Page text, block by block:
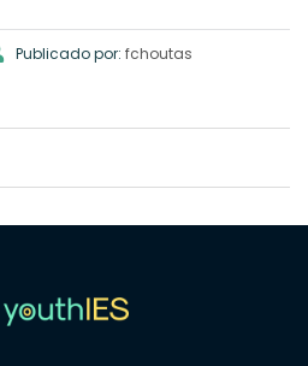
Publicado por: fchoutas